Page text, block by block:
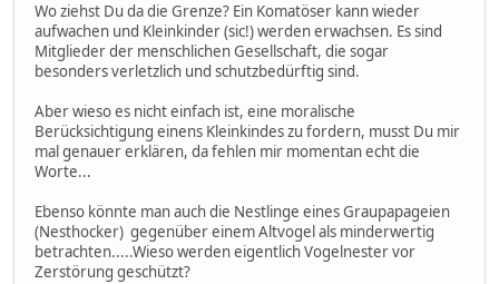
Wo ziehst Du da die Grenze? Ein Komatöser kann wieder
aufwachen und Kleinkinder (sic!) werden erwachsen. Es sind
Mitglieder der menschlichen Gesellschaft, die sogar
besonders verletzlich und schutzbedürftig sind.
Aber wieso es nicht einfach ist, eine moralische
Berücksichtigung einens Kleinkindes zu fordern, musst Du mir
mal genauer erklären, da fehlen mir momentan echt die
Worte...
Ebenso könnte man auch die Nestlinge eines Graupapageien
(Nesthocker) gegenüber einem Altvogel als minderwertig
betrachten.....Wieso werden eigentlich Vogelnester vor
Zerstörung geschützt?